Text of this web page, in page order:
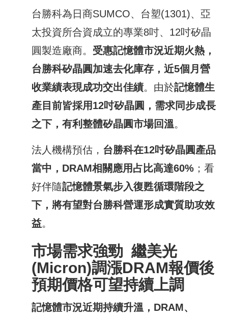
台勝科為日商SUMCO、台塑(1301)、亞
太投資所合資成立的專業8吋、12吋矽晶
圓製造廠商。 受惠記憶體市況近期火熱，
台勝科矽晶圓加速去化庫存，近5個月營
收業績表現成功交出佳績。由於記憶體生
產目前皆採用12吋矽晶圓，需求同步成長
之下，有利整體矽晶圓市場回溫。
法人機構預估， 台勝科在12吋矽晶圓產品
當中， DRAM相關應用占比高達60% ；看
好伴隨記憶體景氣步入復甦循環階段之
下，將有望對台勝科營運形成實質助攻效
益。
市場需求強勁 繼美光
(Micron)調漲DRAM報價後
預期價格可望持續上調
記憶體市況近期持續升溫， DRAM、